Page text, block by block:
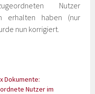
Nutzer
erhalten haben (nur
nun korrigiert.
Dokumente:
Nutzer im